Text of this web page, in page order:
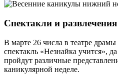
Спектакли и развлечения
В марте 26 числа в театре драмы
спектакль «Незнайка учится»,
пройдут различные
каникулярной неделе.